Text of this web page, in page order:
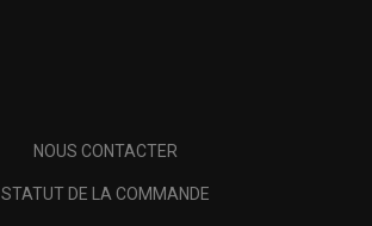
NOUS CONTACTER
STATUT DE LA COMMANDE